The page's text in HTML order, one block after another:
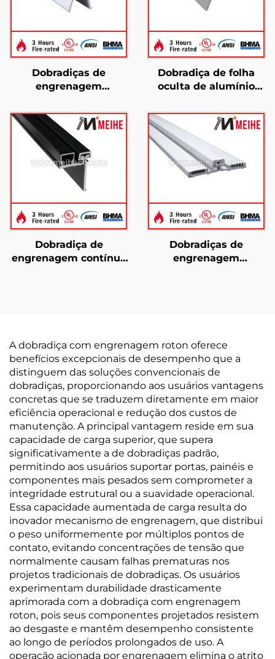
Dobradiças de
engrenagem
oculta YHG005
Dobradiça de folha
oculta de alumínio
contínua YHG014
Dobradiça de
engrenagem contínua
Dobradiças de
engrenagem
A dobradiça com engrenagem roton oferece
benefícios excepcionais de desempenho que a
distinguem das soluções convencionais de
dobradiças, proporcionando aos usuários vantagens
concretas que se traduzem diretamente em maior
eficiência operacional e redução dos custos de
manutenção. A principal vantagem reside em sua
capacidade de carga superior, que supera
significativamente a de dobradiças padrão,
permitindo aos usuários suportar portas, painéis e
componentes mais pesados sem comprometer a
integridade estrutural ou a suavidade operacional.
Essa capacidade aumentada de carga resulta do
inovador mecanismo de engrenagem, que distribui
o peso uniformemente por múltiplos pontos de
contato, evitando concentrações de tensão que
normalmente causam falhas prematuras nos
projetos tradicionais de dobradiças. Os usuários
experimentam durabilidade drasticamente
aprimorada com a dobradiça com engrenagem
roton, pois seus componentes projetados resistem
ao desgaste e mantêm desempenho consistente
ao longo de períodos prolongados de uso. A
operação acionada por engrenagem elimina o atrito